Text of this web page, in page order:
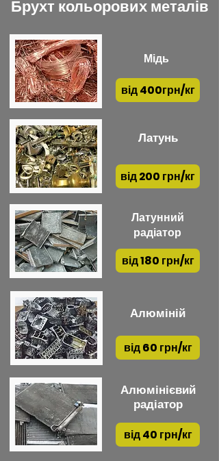
Брухт кольорових металів
Мідь
від 400грн/кг
Латунь
від 200 грн/кг
Латунний
радіатор
від 180 грн/кг
Алюміній
від 60 грн/кг
Алюмінієвий
радіатор
від 40 грн/кг